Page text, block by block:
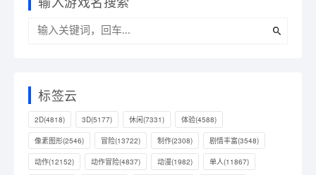
标签云
2D(4818) 3D(5177) 休闲(7331) 体验(4588)
像素图形(2546) 冒险(13722) 制作(2308) 剧情丰富(3548)
动作(12152) 动作冒险(4837) 动漫(1982) 单人(11867)